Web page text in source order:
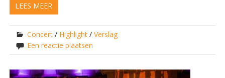
LEES MEER
Concert / Highlight /Verslag
Een reactie plaatsen